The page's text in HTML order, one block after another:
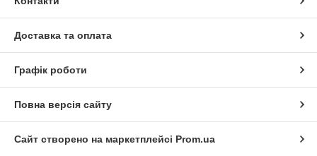
Доставка та оплата
Графік роботи
Повна версія сайту
Сайт створено на маркетплейсі Prom.ua